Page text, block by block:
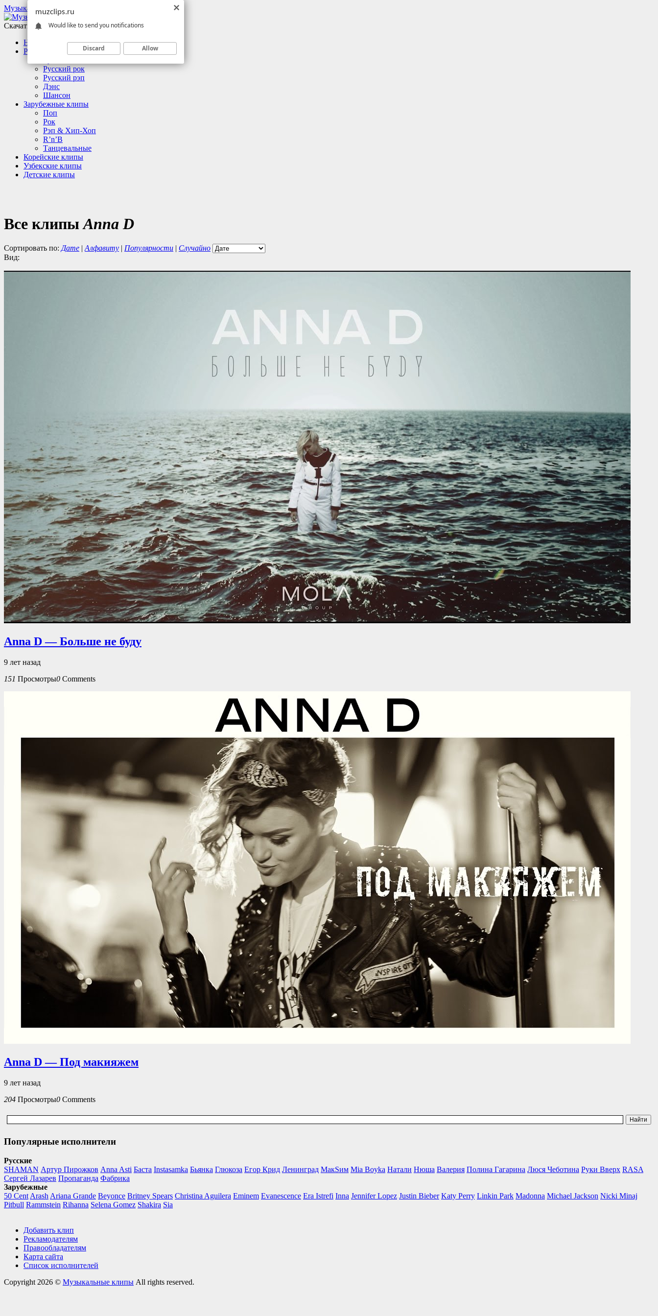
Музыкальные клипы
Скачать клипы бесплатно
Новинки
Русские клипы
Русский рок
Русский рэп
Дэнс
Шансон
Зарубежные клипы
Поп
Рок
Рэп & Хип-Хоп
R’n’B
Танцевальные
Корейские клипы
Узбекские клипы
Детские клипы
Все клипы Anna D
Сортировать по: Дате | Алфавиту | Популярности | Случайно
Вид:
Anna D — Больше не буду
9 лет назад
151 Просмотры0 Comments
Anna D — Под макияжем
9 лет назад
204 Просмотры0 Comments
Популярные исполнители
Русские
SHAMAN Артур Пирожков Anna Asti Баста Instasamka Бьянка Глюкоза Егор Крид Ленинград МакSим Mia Boyka Натали Нюша Валерия Полина Гагарина Люся Чеботина Руки Вверх RASA
Сергей Лазарев Пропаганда Фабрика
Зарубежные
50 Cent Arash Ariana Grande Beyonce Britney Spears Christina Aguilera Eminem Evanescence Era Istrefi Inna Jennifer Lopez Justin Bieber Katy Perry Linkin Park Madonna Michael Jackson Nicki Minaj
Pitbull Rammstein Rihanna Selena Gomez Shakira Sia
Добавить клип
Рекламодателям
Правообладателям
Карта сайта
Список исполнителей
Copyright 2026 © Музыкальные клипы All rights reserved.
muzclips.ru
Would like to send you notifications
Discard Allow